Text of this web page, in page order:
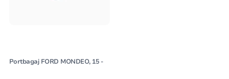
Portbagaj FORD MONDEO, 15 -